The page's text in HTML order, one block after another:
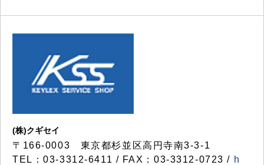
(株)クギセイ
〒166-0003 東京都杉並区高円寺南3-3-1
TEL：03-3312-6411 / FAX：03-3312-0723 / h